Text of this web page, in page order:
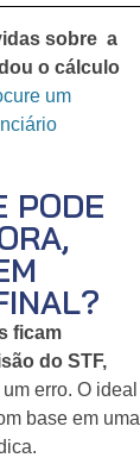
sobre a
o cálculo
um
PODE
ficam
do STF,
erro. O ideal
base em uma